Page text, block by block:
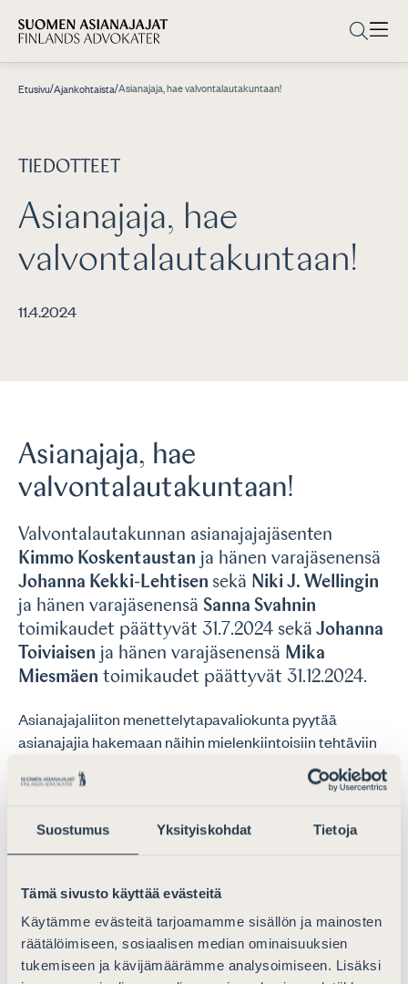
Suostumus Yksityiskohdat Tietoja
Tämä sivusto käyttää evästeitä
Käytämme evästeitä tarjoamamme sisällön ja mainosten
räätälöimiseen, sosiaalisen median ominaisuuksien
tukemiseen ja kävijämäärämme analysoimiseen. Lisäksi
Etusivu/Ajankohtaista/Asianajaja, hae valvontalautakuntaan!
TIEDOTTEET
Asianajaja, hae
valvontalautakuntaan!
11.4.2024
Asianajaja, hae
valvontalautakuntaan!
Valvontalautakunnan asianajajajäsenten
Kimmo Koskentaustan ja hänen varajäsenensä
Johanna Kekki-Lehtisen sekä Niki J. Wellingin
ja hänen varajäsenensä Sanna Svahnin
toimikaudet päättyvät 31.7.2024 sekä Johanna
Toiviaisen ja hänen varajäsenensä Mika
Miesmäen toimikaudet päättyvät 31.12.2024.
Asianajajaliiton menettelytapavaliokunta pyytää
asianajajia hakemaan näihin mielenkiintoisiin tehtäviin
mahdollisimman pian. Tehtävät ovat kaikkien
asianajajien haettavissa. Hakua on jatkettu ja aiemmin
kiinnostunut, lähetä CV:llä varustettu hakemuksesi
pääsihteeriNiko Jakobssonille
niko.jakobsson@asianajajaliitto.fi
tehdään valtuuskunnan kevätkokouksessa Helsingissä
7.6.2024.